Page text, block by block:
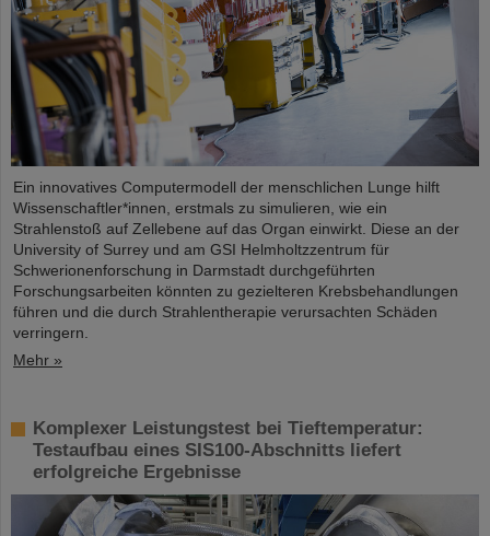
Ein innovatives Computermodell der menschlichen Lunge hilft
Wissenschaftler*innen, erstmals zu simulieren, wie ein
Strahlenstoß auf Zellebene auf das Organ einwirkt. Diese an der
University of Surrey und am GSI Helmholtzzentrum für
Schwerionenforschung in Darmstadt durchgeführten
Forschungsarbeiten könnten zu gezielteren Krebsbehandlungen
führen und die durch Strahlentherapie verursachten Schäden
verringern.
Mehr »
Komplexer Leistungstest bei Tieftemperatur:
Testaufbau eines SIS100-Abschnitts liefert
erfolgreiche Ergebnisse